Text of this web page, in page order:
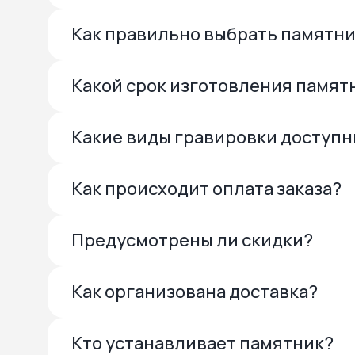
Как правильно выбрать
Какой срок изготовления
Какие виды гравировки
Как происходит оплата заказа?
Предусмотрены ли скидки?
Как организована доставка?
Кто устанавливает памятник?